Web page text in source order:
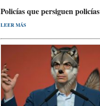
Policías que persiguen policías
LEER MÁS